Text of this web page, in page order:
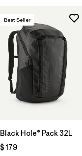
Agregar a la
Bolsa
Best Seller
Black Hole® Pack 32L
$ 179